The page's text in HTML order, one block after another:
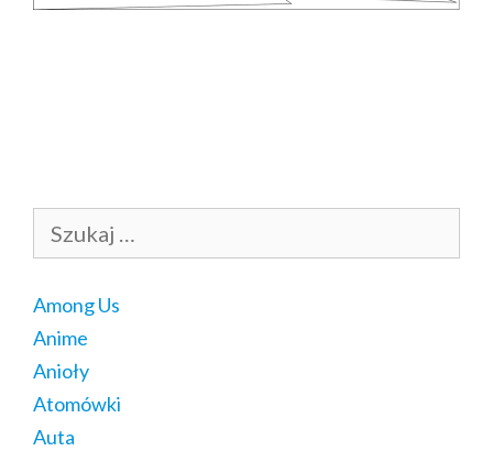
Among Us
Anime
Anioły
Atomówki
Auta